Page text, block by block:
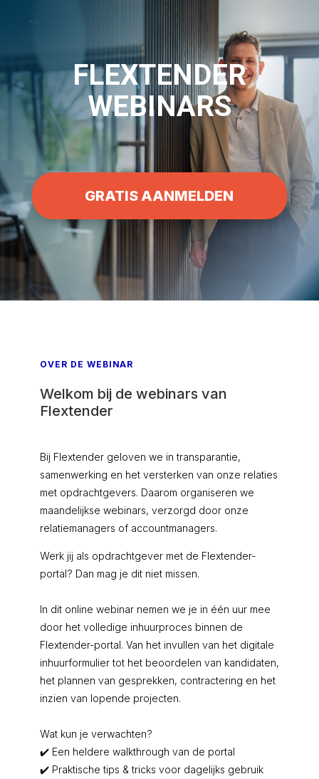
FLEXTENDER
WEBINARS
GRATIS AANMELDEN
OVER DE WEBINAR
Welkom bij de webinars van
Flextender
Bij Flextender geloven we in transparantie,
samenwerking en het versterken van onze relaties
met opdrachtgevers. Daarom organiseren we
maandelijkse webinars, verzorgd door onze
relatiemanagers of accountmanagers.
Werk jij als opdrachtgever met de Flextender-
portal? Dan mag je dit niet missen.
In dit online webinar nemen we je in één uur mee
door het volledige inhuurproces binnen de
Flextender-portal. Van het invullen van het digitale
inhuurformulier tot het beoordelen van kandidaten,
het plannen van gesprekken, contractering en het
inzien van lopende projecten.
Wat kun je verwachten?
✔️ Een heldere walkthrough van de portal
✔️ Praktische tips & tricks voor dagelijks gebruik